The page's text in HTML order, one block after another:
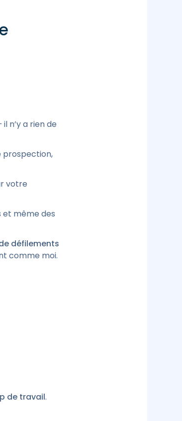
n’y a rien de
prospection,
votre
et même des
défilements
comme moi.
de travail.